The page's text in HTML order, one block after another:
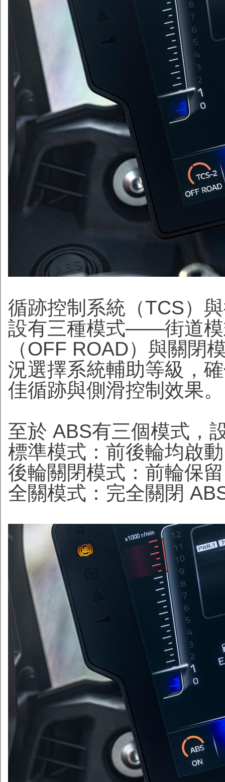
循跡控制系統（TCS）
設有三種模式——街道模
（OFF ROAD）與關閉
況選擇系統輔助等級，
佳循跡與側滑控制效果。
至於 ABS有三個模式，
標準模式：前後輪均啟
後輪關閉模式：前輪保
全關模式：完全關閉